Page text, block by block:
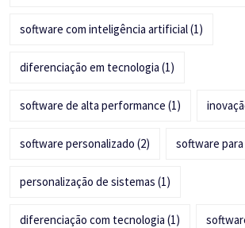
software com inteligência artificial(1)
diferenciação em tecnologia (1)
software de alta performance (1)
software personalizado (2) software
personalização de sistemas (1)
diferenciação com tecnologia (1)